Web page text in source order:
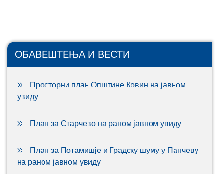
ОБАВЕШТЕЊА И ВЕСТИ
Просторни план Општине Ковин на јавном
увиду
План за Старчево на раном јавном увиду
План за Потамишје и Градску шуму у Панчеву
на раном јавном увиду